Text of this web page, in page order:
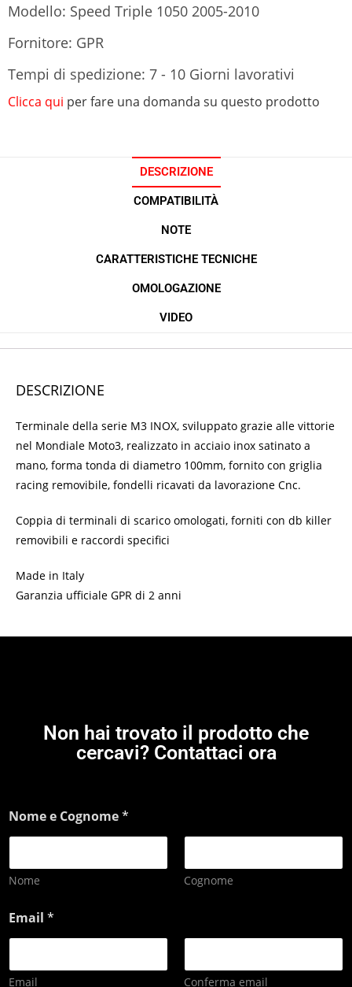
Modello: Speed Triple 1050 2005-2010
Fornitore: GPR
Tempi di spedizione: 7 - 10 Giorni lavorativi
Clicca qui per fare una domanda su questo prodotto
DESCRIZIONE
COMPATIBILITÀ
NOTE
CARATTERISTICHE TECNICHE
OMOLOGAZIONE
VIDEO
DESCRIZIONE
Terminale della serie M3 INOX, sviluppato grazie alle vittorie
nel Mondiale Moto3, realizzato in acciaio inox satinato a
mano, forma tonda di diametro 100mm, fornito con griglia
racing removibile, fondelli ricavati da lavorazione Cnc.
Coppia di terminali di scarico omologati, forniti con db killer
removibili e raccordi specifici
Made in Italy
Garanzia ufficiale GPR di 2 anni
Non hai trovato il prodotto che
cercavi? Contattaci ora
Nome e Cognome*
Nome Cognome
Email *
Email Conferma email